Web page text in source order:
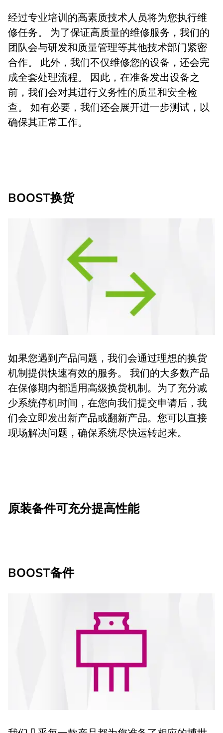
经过专业培训的高素质技术人员将为您执行维
修任务。 为了保证高质量的维修服务，我们的
团队会与研发和质量管理等其他技术部门紧密
合作。 此外，我们不仅维修您的设备，还会完
成全套处理流程。 因此，在准备发出设备之
前，我们会对其进行义务性的质量和安全检
查。 如有必要，我们还会展开进一步测试，以
确保其正常工作。
BOOST换货
如果您遇到产品问题，我们会通过理想的换货
机制提供快速有效的服务。 我们的大多数产品
在保修期内都适用高级换货机制。为了充分减
少系统停机时间，在您向我们提交申请后，我
们会立即发出新产品或翻新产品。您可以直接
现场解决问题，确保系统尽快运转起来。
原装备件可充分提高性能
BOOST备件